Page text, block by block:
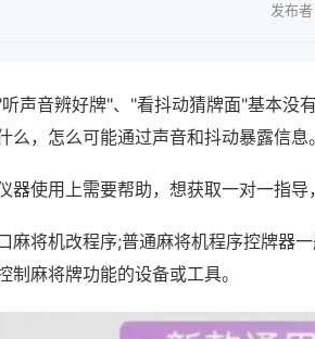
发布
声音辨好牌"、"看抖动猜牌面"基本没
么，怎么可能通过声音和抖动暴露信息
器使用上需要帮助，想获取一对一指
麻将机改程序;普通麻将机程序控牌器
制麻将牌功能的设备或工具。